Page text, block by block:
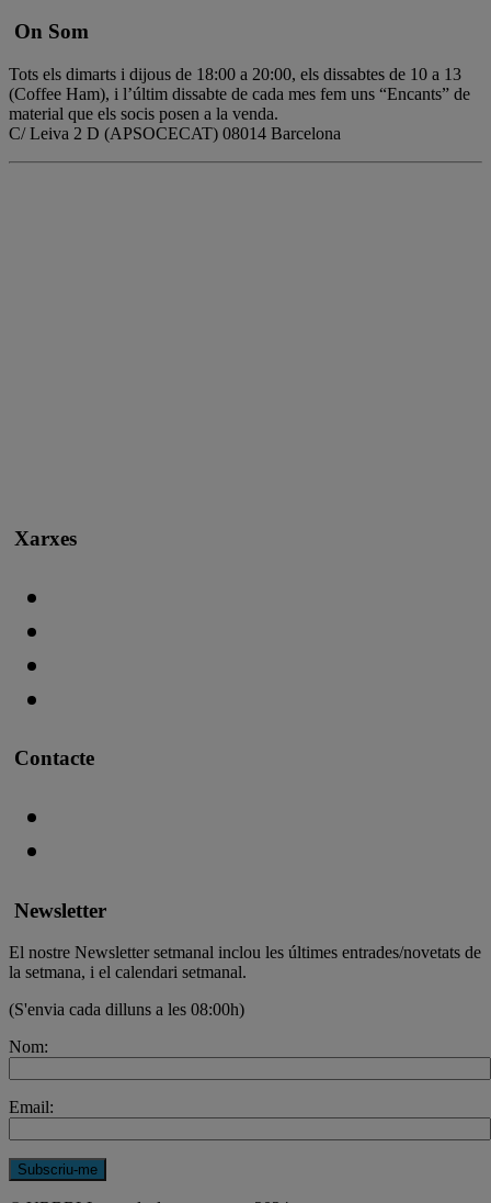
On Som
Tots els dimarts i dijous de 18:00 a 20:00, els dissabtes de 10 a 13
(Coffee Ham), i l’últim dissabte de cada mes fem uns “Encants” de
material que els socis posen a la venda.
C/ Leiva 2 D (APSOCECAT) 08014 Barcelona
Xarxes
Contacte
Newsletter
El nostre Newsletter setmanal inclou les últimes entrades/novetats de
la setmana, i el calendari setmanal.
(S'envia cada dilluns a les 08:00h)
Nom:
Email: